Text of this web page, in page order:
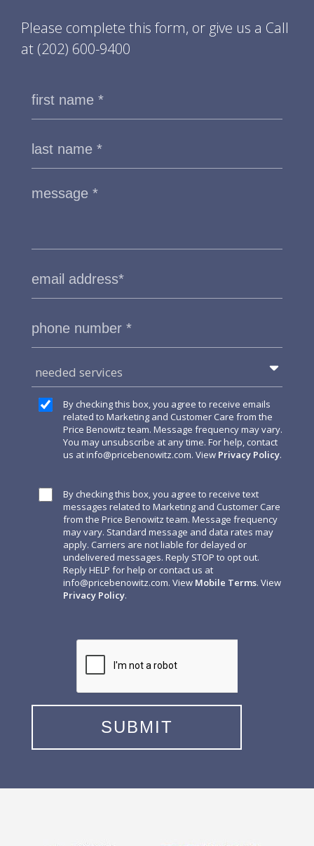
Please complete this form, or give us a Call
at (202) 600-9400
needed services
By checking this box, you agree to receive emails
related to Marketing and Customer Care from the
Price Benowitz team. Message frequency may vary.
You may unsubscribe at any time. For help, contact
us atinfo@pricebenowitz.com. View Privacy Policy.
By checking this box, you agree to receive text
messages related to Marketing and Customer Care
from the Price Benowitz team. Message frequency
may vary. Standard message and data rates may
apply. Carriers are not liable for delayed or
undelivered messages. Reply STOP to opt out.
Reply HELP for help or contact us at
info@pricebenowitz.com. View Mobile Terms. View
Privacy Policy.